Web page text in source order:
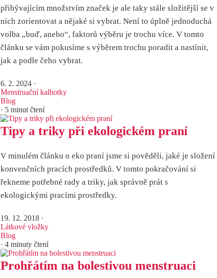
přibývajícím množstvím značek je ale taky stále složitější se v
nich zorientovat a nějaké si vybrat. Není to úplně jednoduchá
volba „buď, anebo“, faktorů výběru je trochu více. V tomto
článku se vám pokusíme s výběrem trochu poradit a nastínit,
jak a podle čeho vybrat.
6. 2. 2024 ·
Menstruační kalhotky
Blog
· 5 minut čtení
Tipy a triky při ekologickém praní
V minulém článku o eko praní jsme si pověděli, jaké je složení
konvenčních pracích prostředků. V tomto pokračování si
řekneme potřebné rady a triky, jak správně prát s
ekologickými pracími prostředky.
19. 12. 2018 ·
Látkové vložky
Blog
· 4 minuty čtení
Prohřátím na bolestivou menstruaci